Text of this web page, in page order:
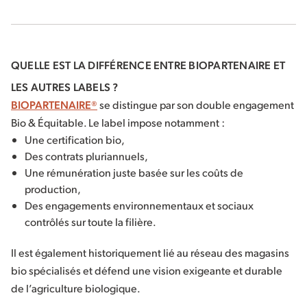
QUELLE EST LA DIFFÉRENCE ENTRE BIOPARTENAIRE ET
LES AUTRES LABELS ?
BIOPARTENAIRE®se distingue par son double engagement
Bio & Équitable. Le label impose notamment :
Une certification bio,
Des contrats pluriannuels,
Une rémunération juste basée sur les coûts de
production,
Des engagements environnementaux et sociaux
contrôlés sur toute la filière.
Il est également historiquement lié au réseau des magasins
bio spécialisés et défend une vision exigeante et durable
de l’agriculture biologique.